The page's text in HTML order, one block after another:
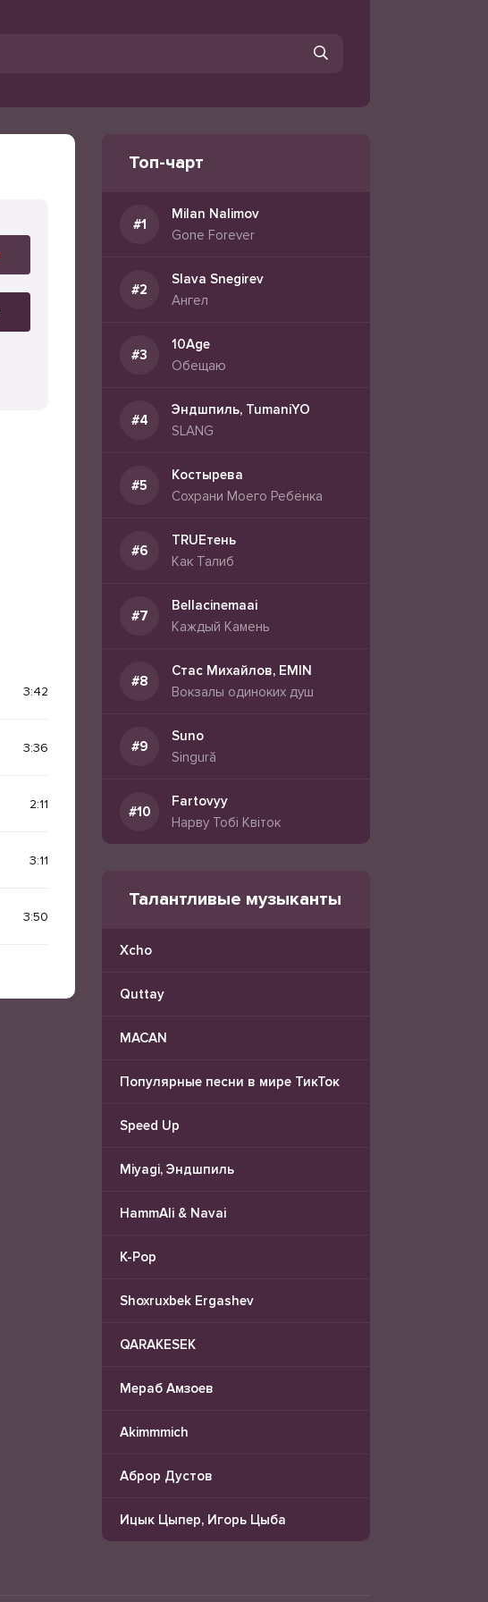
3:42
3:36
2:11
3:11
3:50
Топ-чарт
Milan Nalimov
Gone Forever
Slava Snegirev
Ангел
10Age
Обещаю
Эндшпиль, TumaniYO
SLANG
Костырева
Сохрани Моего Ребёнка
TRUEтень
Как Талиб
Bellacinemaai
Каждый Камень
Стас Михайлов, EMIN
Вокзалы одиноких душ
Suno
Singură
Fartovyy
Нарву Тобі Квіток
Талантливые музыканты
Xcho
Quttay
MACAN
Популярные песни в мире ТикТок
Speed Up
Miyagi, Эндшпиль
HammAli & Navai
K-Pop
Shoxruxbek Ergashev
QARAKESEK
Мераб Амзоев
Akimmmich
Аброр Дустов
Ицык Цыпер, Игорь Цыба